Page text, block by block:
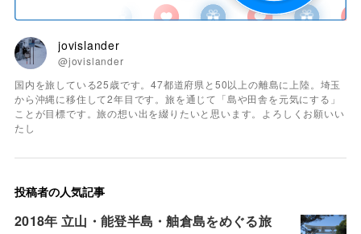
jovislander
@jovislander
国内を旅している25歳です。47都道府県と50以上の離島に上陸。埼玉
から沖縄に移住して2年目です。旅を通じて「島や田舎を元気にする」
ことが目標です。旅の想い出を綴りたいと思います。よろしくお願いい
たし
投稿者の人気記事
2018年 立山・能登半島・舳倉島をめぐる旅